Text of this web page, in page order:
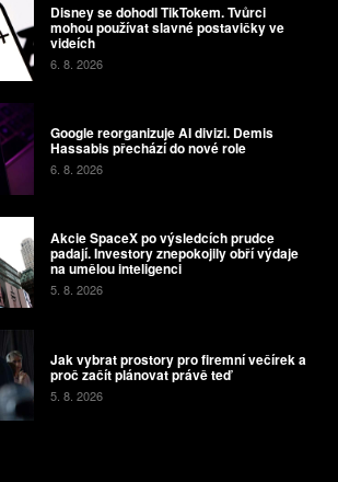
Disney se dohodl TikTokem. Tvůrci
mohou používat slavné postavičky ve
videích
6. 8. 2026
Google reorganizuje AI divizi. Demis
Hassabis přechází do nové role
6. 8. 2026
Akcie SpaceX po výsledcích prudce
padají. Investory znepokojily obří výdaje
na umělou inteligenci
5. 8. 2026
Jak vybrat prostory pro firemní večírek a
proč začít plánovat právě teď
5. 8. 2026